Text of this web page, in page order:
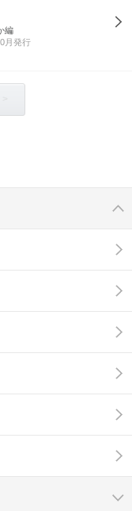
編
月発行